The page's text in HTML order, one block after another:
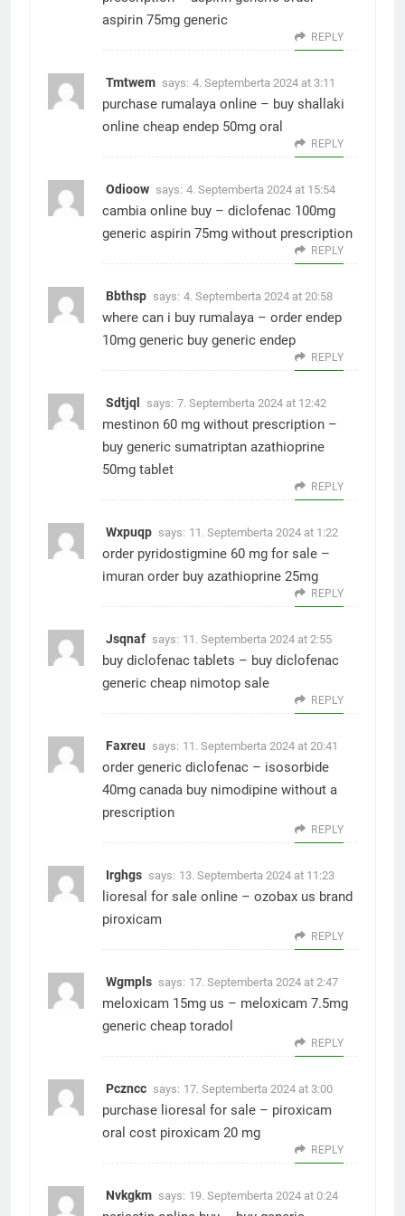
aspirin 75mg generic
REPLY
Tmtwem says: 4. Septemberta 2024 at 3:11
purchase rumalaya online – buy shallaki
online cheap endep 50mg oral
REPLY
Odioow says: 4. Septemberta 2024 at 15:54
cambia online buy – diclofenac 100mg
generic aspirin 75mg without prescription
REPLY
Bbthsp says: 4. Septemberta 2024 at 20:58
where can i buy rumalaya – order endep
10mg generic buy generic endep
REPLY
Sdtjql says: 7. Septemberta 2024 at 12:42
mestinon 60 mg without prescription –
buy generic sumatriptan azathioprine
50mg tablet
REPLY
Wxpuqp says: 11. Septemberta 2024 at 1:22
order pyridostigmine 60 mg for sale –
imuran order buy azathioprine 25mg
REPLY
Jsqnaf says: 11. Septemberta 2024 at 2:55
buy diclofenac tablets – buy diclofenac
generic cheap nimotop sale
REPLY
Faxreu says: 11. Septemberta 2024 at 20:41
order generic diclofenac – isosorbide
40mg canada buy nimodipine without a
prescription
REPLY
Irghgs says: 13. Septemberta 2024 at 11:23
lioresal for sale online – ozobax us brand
piroxicam
REPLY
Wgmpls says: 17. Septemberta 2024 at 2:47
meloxicam 15mg us – meloxicam 7.5mg
generic cheap toradol
REPLY
Pczncc says: 17. Septemberta 2024 at 3:00
purchase lioresal for sale – piroxicam
oral cost piroxicam 20 mg
REPLY
Nvkgkm says: 19. Septemberta 2024 at 0:24